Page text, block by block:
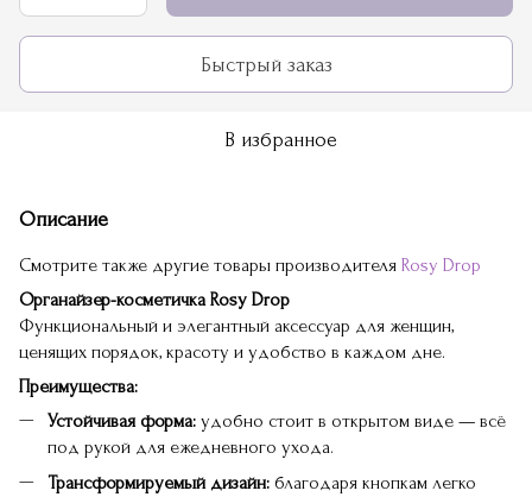
Быстрый заказ
В избранное
Описание
Смотрите также другие товары производителя Rosy Drop
Органайзер-косметичка Rosy Drop
Функциональный и элегантный аксессуар для женщин,
ценящих порядок, красоту и удобство в каждом дне.
Преимущества:
Устойчивая форма: удобно стоит в открытом виде — всё
под рукой для ежедневного ухода.
Трансформируемый дизайн: благодаря кнопкам легко